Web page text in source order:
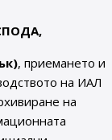
, приемането и
на ИАЛ
на